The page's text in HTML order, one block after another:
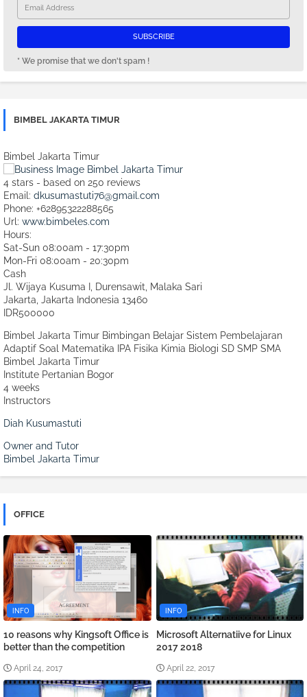
* We promise that we don't spam !
BIMBEL JAKARTA TIMUR
Bimbel Jakarta Timur
4 stars - based on 250 reviews
Email: dkusumastuti76@gmail.com
Phone: +62895322288565
Url: www.bimbeles.com
Hours:
Sat-Sun 08:00am - 17:30pm
Mon-Fri 08:00am - 20:30pm
Cash
Jl. Wijaya Kusuma I, Durensawit, Malaka Sari
Jakarta Jakarta Indonesia 13460
IDR500000
Bimbel Jakarta Timur Bimbingan Belajar Sistem Pembelajaran
Adaptif Soal Matematika IPA Fisika Kimia Biologi SD SMP SMA
Bimbel Jakarta Timur
Institute Pertanian Bogor
4 weeks
Instructors
Diah Kusumastuti
Owner and Tutor
Bimbel Jakarta Timur
OFFICE
INFO
10 reasons why Kingsoft Office is
better than the competition
April 24, 2017
INFO
Microsoft Alternatiive for Linux
2017 2018
April 22, 2017